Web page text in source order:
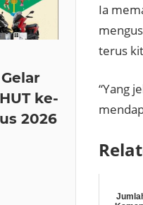
Ia
terus
“Yang
ke-
2026